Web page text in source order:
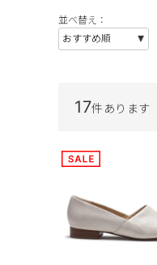
並べ替え：
17件あります